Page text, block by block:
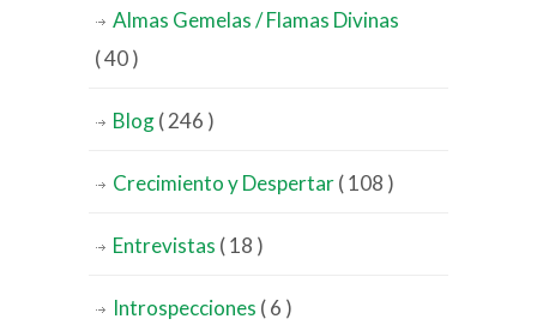
Almas Gemelas / Flamas Divinas
( 40 )
Blog( 246 )
Crecimiento y Despertar( 108 )
Entrevistas ( 18 )
Introspecciones ( 6 )